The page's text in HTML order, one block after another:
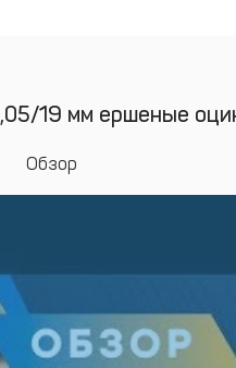
19 мм ершеные
Обзор